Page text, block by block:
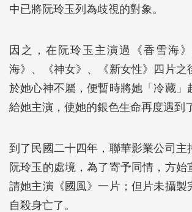
中已將阮玲玉列為歧視的對象。
因之，在阮玲玉主演過《香雪海
海》、《神女》、《新女性》四片之
於她心神不屬，便暫時將她「冷藏」
給她主演，使她的銀色生命再度遇到
到了民國二十四年，聯華影業公司主
阮玲玉的處境，為了寄予同情，方始
請她主演《國風》一片；但片未攝製
自殺身亡了。